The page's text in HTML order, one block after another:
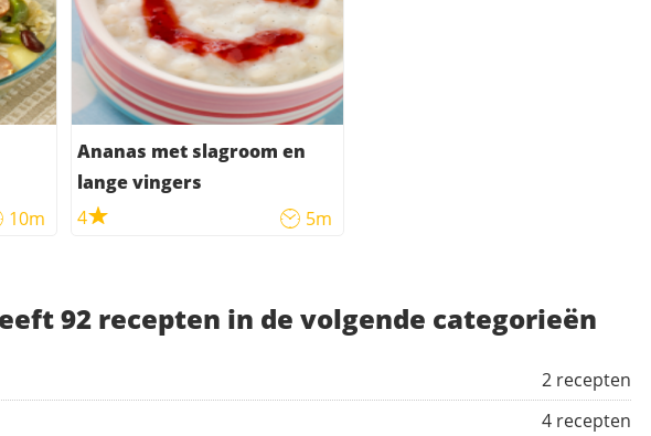
10m
Ananas met slagroom en
lange vingers
4
5m
92 recepten in de volgende categorieën
2 recepten
4 recepten